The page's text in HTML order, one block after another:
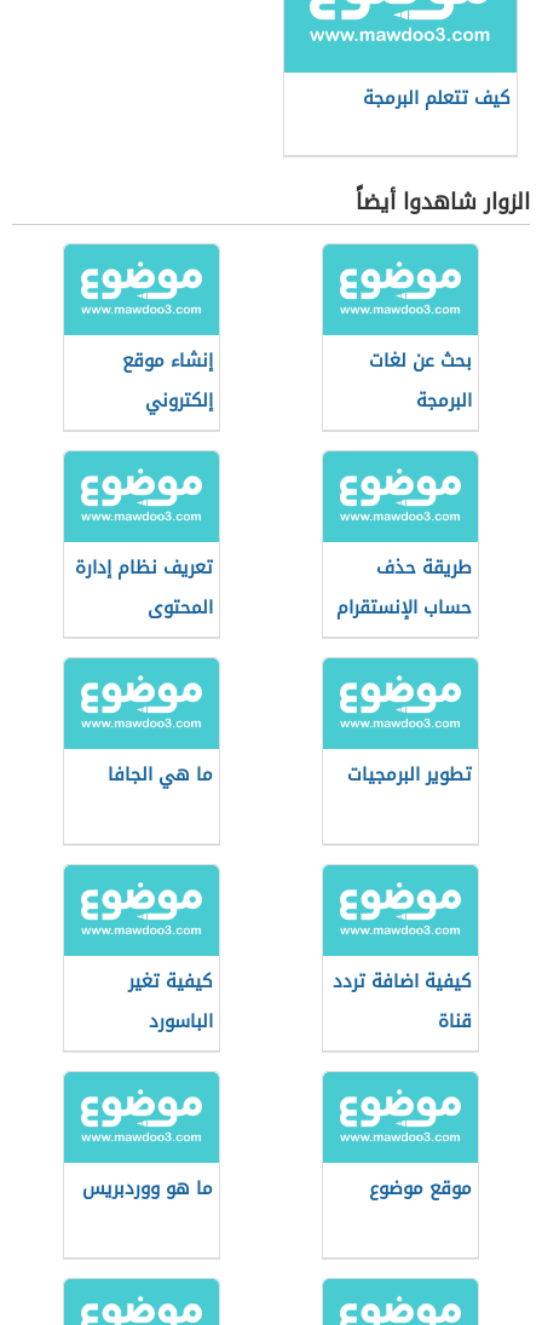
كيف تتعلم البرمجة
الزوار شاهدوا أيضاً
بحث عن لغات
البرمجة
إنشاء موقع
إلكتروني
طريقة حذف
حساب الإنستقرام
تعريف نظام إدارة
المحتوى
تطوير البرمجيات ما هي الجافا
كيفية اضافة تردد
قناة
كيفية تغير
الباسورد
موقع موضوع ما هو ووردبريس